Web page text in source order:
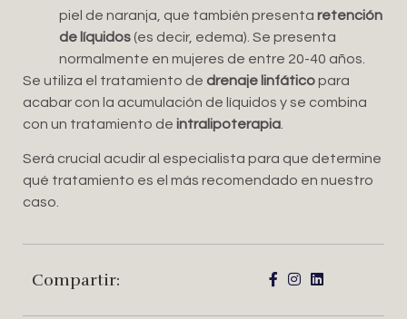
piel de naranja, que también presenta retención
de líquidos(es decir, edema). Se presenta
normalmente en mujeres de entre 20-40 años.
Se utiliza el tratamiento de drenaje linfáticopara
acabar con la acumulación de líquidos y se combina
con un tratamiento de intralipoterapia
Será crucial acudir al especialista para que determine
qué tratamiento es el más recomendado en nuestro
caso.
Compartir: